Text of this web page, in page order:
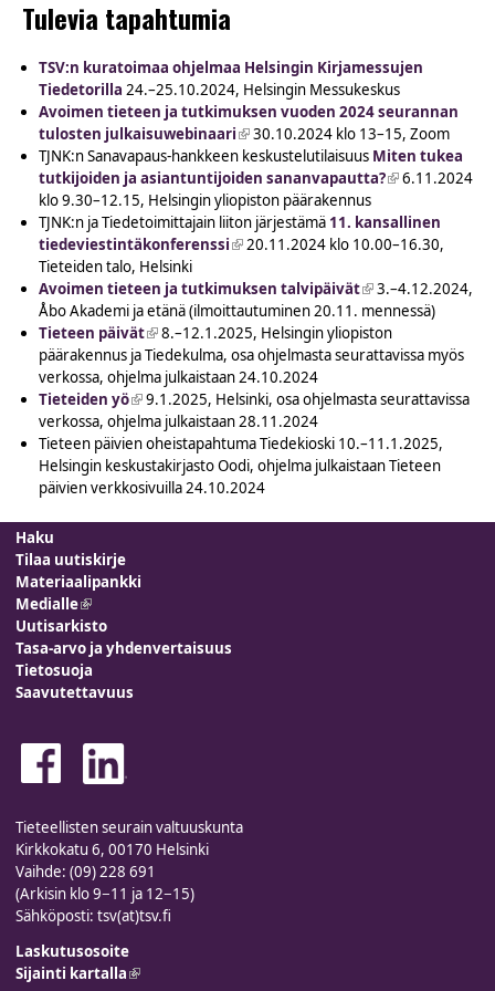
Tulevia tapahtumia
TSV:n kuratoimaa ohjelmaa Helsingin Kirjamessujen
Tiedetorilla 24.–25.10.2024, Helsingin Messukeskus
Avoimen tieteen ja tutkimuksen vuoden 2024 seurannan
tulosten julkaisuwebinaari(link is external)
30.10.2024 klo 13–15, Zoom
TJNK:n Sanavapaus-hankkeen keskustelutilaisuus Miten tukea
tutkijoiden ja asiantuntijoiden sananvapautta?(link is
6.11.2024
klo 9.30–12.15, Helsingin yliopiston päärakennus
TJNK:n ja Tiedetoimittajain liiton järjestämä 11. kansallinen
tiedeviestintäkonferenssi(link is external)
20.11.2024 klo 10.00–16.30,
Tieteiden talo, Helsinki
Avoimen tieteen ja tutkimuksen talvipäivät(link is external)
3.–4.12.2024,
Åbo Akademi ja etänä (ilmoittautuminen 20.11. mennessä)
Tieteen päivät(link is external)
8.–12.1.2025, Helsingin yliopiston
päärakennus ja Tiedekulma, osa ohjelmasta seurattavissa myös
verkossa, ohjelma julkaistaan 24.10.2024
Tieteiden yö(link is external)
9.1.2025, Helsinki, osa ohjelmasta seurattavissa
verkossa, ohjelma julkaistaan 28.11.2024
Tieteen päivien oheistapahtuma Tiedekioski 10.–11.1.2025,
Helsingin keskustakirjasto Oodi, ohjelma julkaistaan Tieteen
päivien verkkosivuilla 24.10.2024
Haku
Tilaa uutiskirje
Materiaalipankki
Medialle(link is external)
Uutisarkisto
Tasa-arvo ja yhdenvertaisuus
Tietosuoja
Saavutettavuus
Tieteellisten seurain valtuuskunta
Kirkkokatu 6, 00170 Helsinki
Vaihde: (09) 228 691
(Arkisin klo 9−11 ja 12−15)
Sähköposti: tsv(at)tsv.fi
Laskutusosoite
Sijainti kartalla(link is external)